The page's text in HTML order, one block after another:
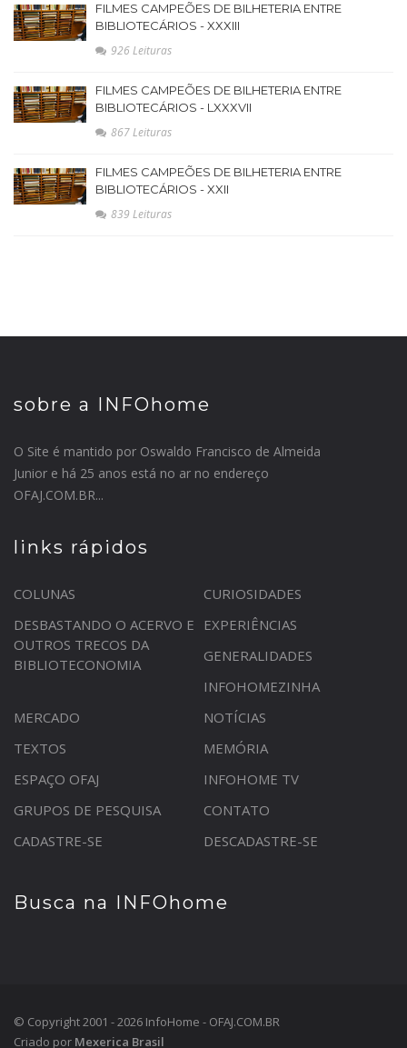
FILMES CAMPEÕES DE BILHETERIA ENTRE
BIBLIOTECÁRIOS - XXXIII
926 Leituras
FILMES CAMPEÕES DE BILHETERIA ENTRE
BIBLIOTECÁRIOS - LXXXVII
867 Leituras
FILMES CAMPEÕES DE BILHETERIA ENTRE
BIBLIOTECÁRIOS - XXII
839 Leituras
sobre a INFOhome
O Site é mantido por Oswaldo Francisco de Almeida
Junior e há 25 anos está no ar no endereço
OFAJ.COM.BR...
links rápidos
COLUNAS
CURIOSIDADES
DESBASTANDO O ACERVO E
OUTROS TRECOS DA
BIBLIOTECONOMIA
EXPERIÊNCIAS
GENERALIDADES
INFOHOMEZINHA
MERCADO
NOTÍCIAS
TEXTOS
MEMÓRIA
ESPAÇO OFAJ
INFOHOME TV
GRUPOS DE PESQUISA
CONTATO
CADASTRE-SE
DESCADASTRE-SE
Busca na INFOhome
© Copyright 2001 - 2026 InfoHome - OFAJ.COM.BR
Criado por Mexerica Brasil